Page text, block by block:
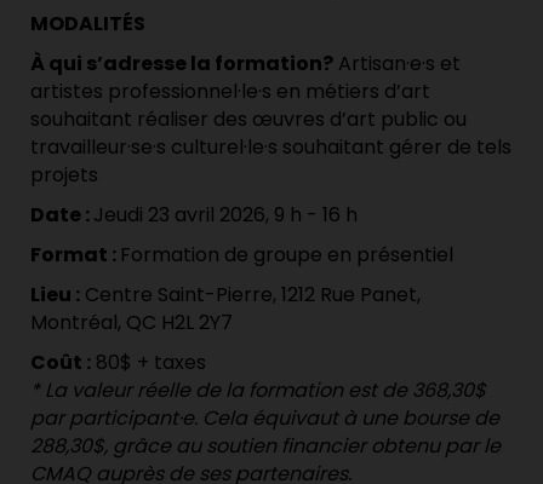
MODALITÉS
À qui s’adresse la formation? Artisan·e·s et
artistes professionnel·le·s en métiers d’art
souhaitant réaliser des œuvres d’art public ou
travailleur·se·s culturel·le·s souhaitant gérer de tels
projets
Date :Jeudi 23 avril 2026, 9 h - 16 h
Format : Formation de groupe en présentiel
Lieu : Centre Saint-Pierre, 1212 Rue Panet,
Montréal, QC H2L 2Y7
Coût : 80$ + taxes
* La valeur réelle de la formation est de 368,30$
par participant·e. Cela équivaut à une bourse de
288,30$, grâce au soutien financier obtenu par le
CMAQ auprès de ses partenaires.